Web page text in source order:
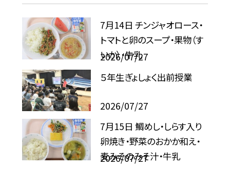
7月14日 チンジャオロース・
トマトと卵のスープ・果物（す
いか）・牛乳
2026/07/27
５年生ぎょしょく出前授業
2026/07/27
7月15日 鯛めし・しらす入り
卵焼き・野菜のおかか和え・
麦みそのみそ汁・牛乳
2026/07/27